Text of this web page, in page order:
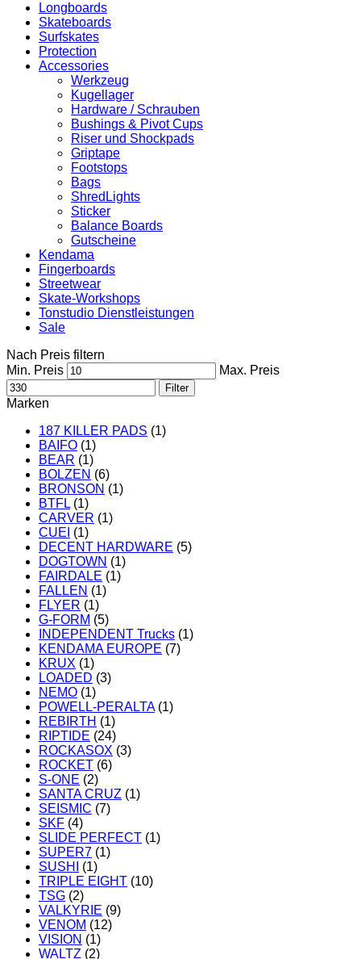
Longboards
Skateboards
Surfskates
Protection
Accessories
Werkzeug
Kugellager
Hardware / Schrauben
Bushings & Pivot Cups
Riser und Shockpads
Griptape
Footstops
Bags
ShredLights
Sticker
Balance Boards
Gutscheine
Kendama
Fingerboards
Streetwear
Skate-Workshops
Tonstudio Dienstleistungen
Sale
Nach Preis filtern
Min. Preis
Max. Preis
Filter
Marken
187 KILLER PADS (1)
BAIFO (1)
BEAR (1)
BOLZEN (6)
BRONSON (1)
BTFL (1)
CARVER (1)
CUEI (1)
DECENT HARDWARE (5)
DOGTOWN (1)
FAIRDALE (1)
FALLEN (1)
FLYER (1)
G-FORM (5)
INDEPENDENT Trucks (1)
KENDAMA EUROPE (7)
KRUX (1)
LOADED (3)
NEMO (1)
POWELL-PERALTA (1)
REBIRTH (1)
RIPTIDE (24)
ROCKASOX (3)
ROCKET (6)
S-ONE (2)
SANTA CRUZ (1)
SEISMIC (7)
SKF (4)
SLIDE PERFECT (1)
SUPER7 (1)
SUSHI
(1)
TRIPLE EIGHT (10)
TSG (2)
VALKYRIE (9)
VENOM (12)
VISION (1)
WALTZ (2)